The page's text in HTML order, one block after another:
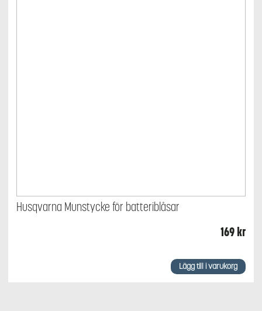
Husqvarna Munstycke för batteriblåsar
169kr
Lägg till i varukorg